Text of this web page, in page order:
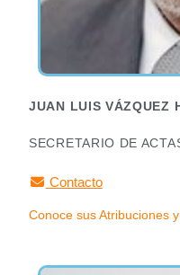
JUAN LUIS VÁZQUEZ
SECRETARIO DE
Contacto
Conoce sus Atribuciones